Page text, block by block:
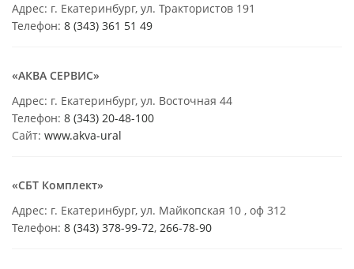
Адрес: г. Екатеринбург, ул. Трактористов 191
Телефон: 8 (343) 361 51 49
«АКВА СЕРВИС»
Адрес: г. Екатеринбург, ул. Восточная 44
Телефон: 8 (343) 20-48-100
Сайт: www.akva-ural
«СБТ Комплект»
Адрес: г. Екатеринбург, ул. Майкопская 10 , оф 312
Телефон: 8 (343) 378-99-72, 266-78-90